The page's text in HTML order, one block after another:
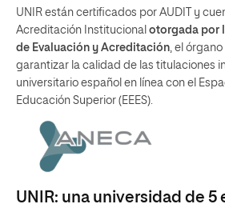
UNIR están certificados por AUDIT y
Acreditación Institucional otorgada por
de Evaluación y Acreditación, el
garantizar la calidad de las titulaciones
universitario español en línea con el
Educación Superior (EEES).
UNIR: una universidad de 5